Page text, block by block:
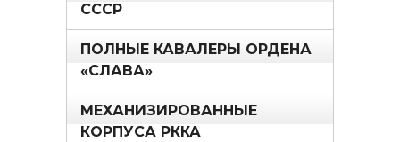
СССР
ПОЛНЫЕ КАВАЛЕРЫ ОРДЕНА
«СЛАВА»
МЕХАНИЗИРОВАННЫЕ
КОРПУСА РККА